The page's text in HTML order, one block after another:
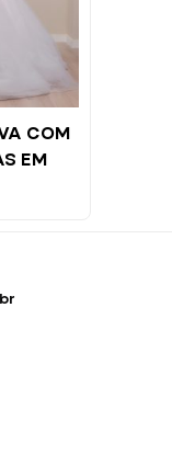
COM
EM